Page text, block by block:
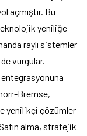
açmıştır. Bu
yeniliğe
raylı sistemler
vurgular.
Bremse,
yenilikçi çözümler
alma, stratejik